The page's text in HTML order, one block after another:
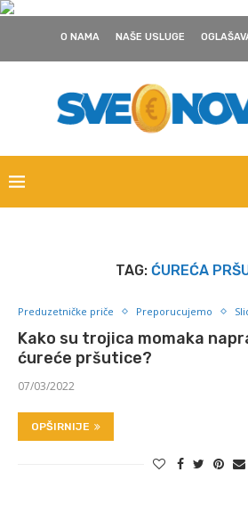
O NAMA NAŠE USLUGE
TAG: ĆUREĆA
Preduzetničke priče Preporucujemo
Kako su trojica momaka
ćureće pršutice?
07/03/2022
OPŠIRNIJE